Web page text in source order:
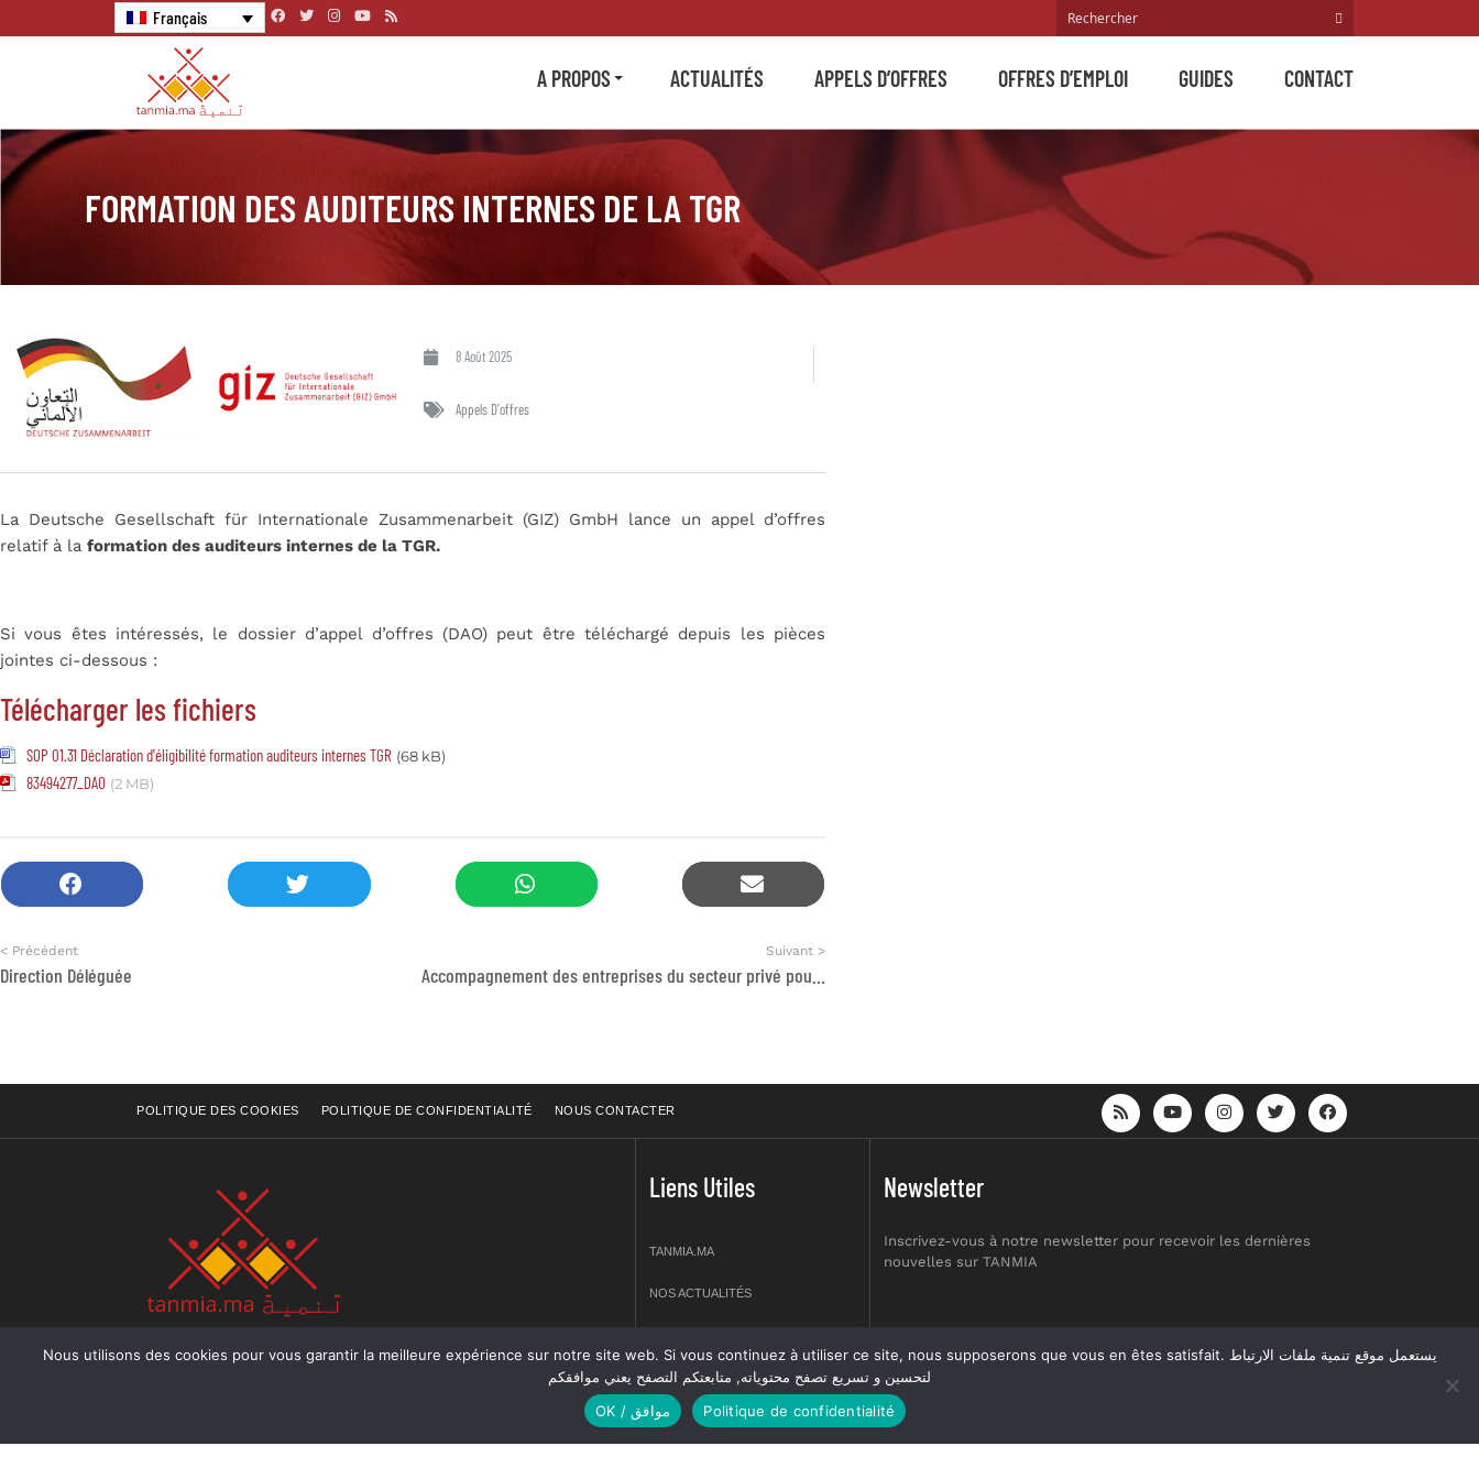
Français
A PROPOS ACTUALITÉS APPELS D’OFFRES OFFRES D’EMPLOI GUIDES CONTACT
FORMATION DES AUDITEURS INTERNES DE LA TGR
8 Août 2025
Appels D'offres
La Deutsche Gesellschaft für Internationale Zusammenarbeit (GIZ) GmbH lance un appel d’offres
relatif à la formation des auditeurs internes de la TGR.
Si vous êtes intéressés, le dossier d’appel d’offres (DAO) peut être téléchargé depuis les pièces
jointes ci-dessous :
Télécharger les fichiers
SOP 01.31 Déclaration d'éligibilité formation auditeurs internes TGR (68 kB)
83494277_DAO (2 MB)
< Précédent
Direction Déléguée
Suivant >
POLITIQUE DES COOKIES POLITIQUE DE CONFIDENTIALITÉ NOUS CONTACTER
Rue Raiss Achour, Résidence Badr A, ler étage, Apprt NO 2,
Liens Utiles
TANMIA.MA
NOS ACTUALITÉS
OFFRES D’EMPLOI
GUIDES
Newsletter
Inscrivez-vous à notre newsletter pour recevoir les dernières
nouvelles sur TANMIA
Nous utilisons des cookies pour vous garantir la meilleure expérience sur notre site web. Si vous continuez à utiliser ce site, nous supposerons que vous en êtes satisfait. يستعمل موقع تنمية ملفات الارتباط
لتحسين و تسريع تصفح محتوياته, متابعتكم التصفح يعني موافقكم
OK / موافق
Politique de confidentialité